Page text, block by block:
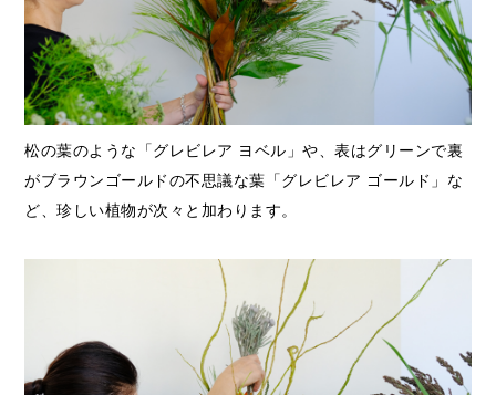
松の葉のような「グレビレア ヨベル」や、表はグリーンで裏
がブラウンゴールドの不思議な葉「グレビレア ゴールド」な
ど、珍しい植物が次々と加わります。